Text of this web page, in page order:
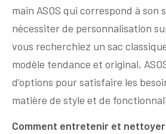
main ASOS qui correspond à son
nécessiter de personnalisation
vous recherchiez un sac
modèle tendance et original,
d’options pour satisfaire les
matière de style et de
Comment entretenir et nettoyer